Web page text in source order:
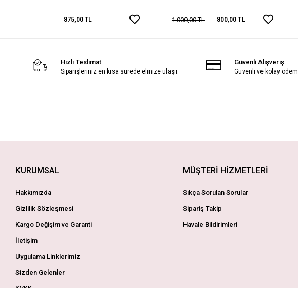
875,00 TL 1.000,00 TL 800,00 TL
Hızlı Teslimat
Siparişleriniz en kısa sürede elinize ulaşır.
Güvenli Alışveriş
Güvenli ve kolay
KURUMSAL
Hakkımızda
Gizlilik Sözleşmesi
Kargo Değişim ve Garanti
İletişim
Uygulama Linklerimiz
Sizden Gelenler
MÜŞTERİ HİZMETLERİ
Sıkça Sorulan Sorular
Sipariş Takip
Havale Bildirimleri